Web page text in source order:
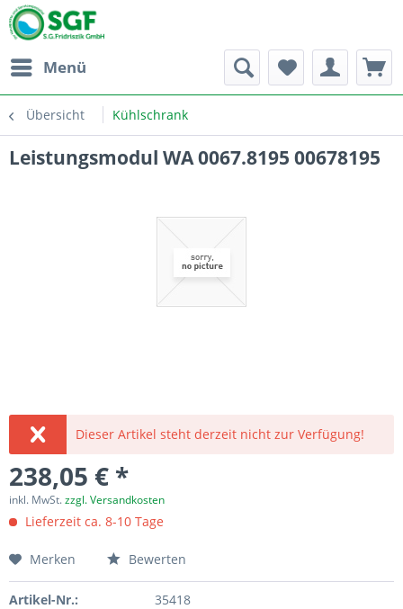
Menü
Übersicht Kühlschrank
Leistungsmodul WA 0067.8195 00678195
Dieser Artikel steht derzeit nicht zur Verfügung!
238,05 € *
inkl. MwSt.zzgl. Versandkosten
Lieferzeit ca. 8-10 Tage
Merken Bewerten
Artikel-Nr.: 35418